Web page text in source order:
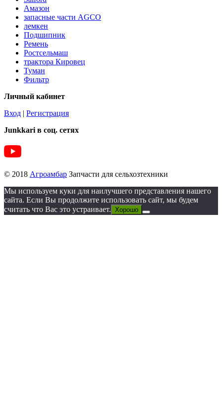
Амазон
запасные части AGCO
лемкен
Подшипник
Ремень
Ростсельмаш
трактора Кировец
Туман
Фильтр
Личный кабинет
Вход | Регистрация
Junkkari в соц. сетях
© 2018 Агроамбар Запчасти для сельхозтехники
Мы используем куки для наилучшего представления нашего
сайта. Если Вы продолжите использовать сайт, мы будем
считать что Вас это устраивает. Хорошо